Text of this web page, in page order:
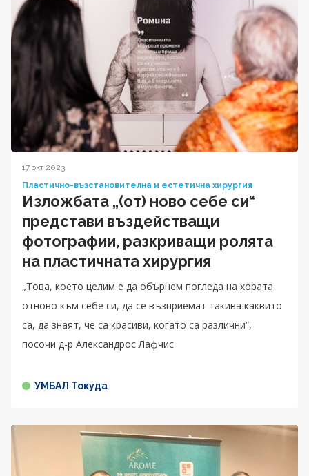
17 окт 2023
Пластично-възстановителна и естетична хирургия
Изложбата „(от) ново себе си“
представи въздействащи
фотографии, разкриващи ролята
на пластичната хирургия
„Това, което целим е да обърнем погледа на хората
отново към себе си, да се възприемат такива каквито
са, да знаят, че са красиви, когато са различни“,
посочи д-р Александрос Лафчис
УМБАЛ Токуда